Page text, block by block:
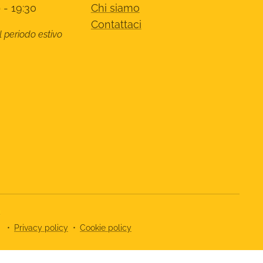
19:30
periodo estivo
Chi siamo
Contattaci
Privacy policy Cookie policy